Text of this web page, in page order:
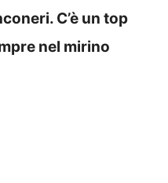
C’è un top
nel mirino